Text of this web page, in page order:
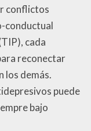
conflictos
conductual
cada
reconectar
los demás.
puede
bajo